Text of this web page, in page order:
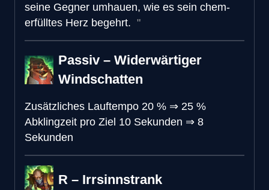
seine Gegner umhauen, wie es sein chem-
erfülltes Herz begehrt.
Passiv – Widerwärtiger
Windschatten
Zusätzliches Lauftempo 20 % ⇒ 25 %
Abklingzeit pro Ziel 10 Sekunden ⇒ 8
Sekunden
R – Irrsinnstrank